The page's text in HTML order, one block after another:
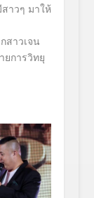
าวๆ มาให้
สาวเจน
ยการวิทยุ